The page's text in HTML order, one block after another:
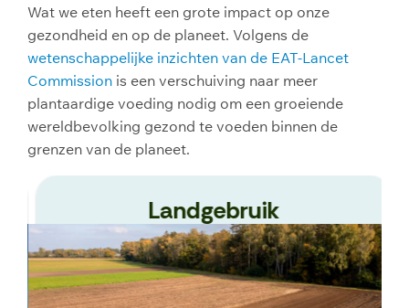
Wat we eten heeft een grote impact op onze
gezondheid en op de planeet. Volgens de
wetenschappelijke inzichten van de EAT-Lancet
Commission is een verschuiving naar meer
plantaardige voeding nodig om een groeiende
wereldbevolking gezond te voeden binnen de
grenzen van de planeet.
Landgebruik